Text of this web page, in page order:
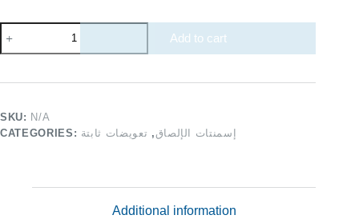
NK
GIC
صيني
Add to cart
SKU: N/A
CATEGORIES:
إسمنتات الإلصاق , تعويضات ثابتة
Additional information